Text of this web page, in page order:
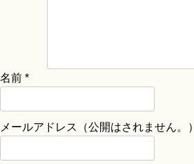
名前 *
メールアドレス（公開はされません。）